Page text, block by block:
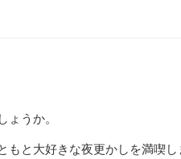
うか。
と大好きな夜更かしを満喫し